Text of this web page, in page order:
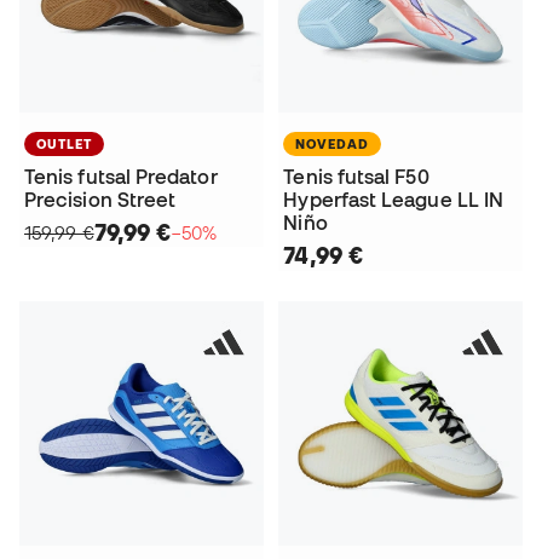
OUTLET
Tenis futsal Predator
Precision Street
159,99 €79,99 €−50%
NOVEDAD
Tenis futsal F50
Hyperfast League LL IN
Niño
74,99 €